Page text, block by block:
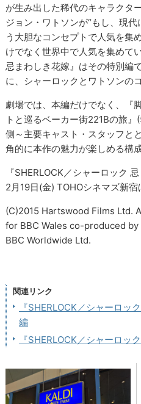
が生み出した稀代のキャラクタ
ジョン・ワトソンが“もし、現
う大胆なコンセプトで人気を集
けでなく世界中で人気を集めて
忌まわしき花嫁』はその特別編
に、シャーロックとワトソンの
劇場では、本編だけでなく、『
トと巡るベーカー街221Bの旅
側～主要キャスト・スタッフと
角的に本作の魅力が楽しめる構
『SHERLOCK／シャーロック 忌
2月19日(金) TOHOシネマズ新
(C)2015 Hartswood Films Ltd.
for BBC Wales co-produced
BBC Worldwide Ltd.
関連リンク
『SHERLOCK／シャーロッ
編
『SHERLOCK／シャーロッ